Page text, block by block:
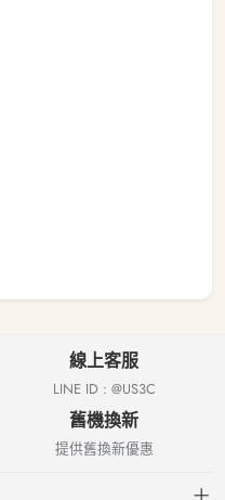
線上客服
LINE ID : @US3C
舊機換新
提供舊換新優惠